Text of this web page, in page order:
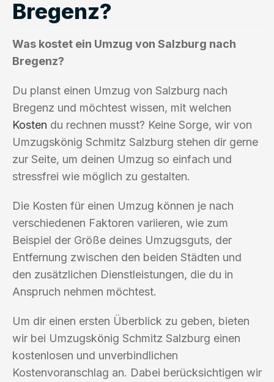
Bregenz?
Was kostet ein Umzug von Salzburg nach
Bregenz?
Du planst einen Umzug von Salzburg nach
Bregenz und möchtest wissen, mit welchen
Kosten du rechnen musst? Keine Sorge, wir von
Umzugskönig Schmitz Salzburg stehen dir gerne
zur Seite, um deinen Umzug so einfach und
stressfrei wie möglich zu gestalten.
Die Kosten für einen Umzug können je nach
verschiedenen Faktoren variieren, wie zum
Beispiel der Größe deines Umzugsguts, der
Entfernung zwischen den beiden Städten und
den zusätzlichen Dienstleistungen, die du in
Anspruch nehmen möchtest.
Um dir einen ersten Überblick zu geben, bieten
wir bei Umzugskönig Schmitz Salzburg einen
kostenlosen und unverbindlichen
Kostenvoranschlag an. Dabei berücksichtigen wir